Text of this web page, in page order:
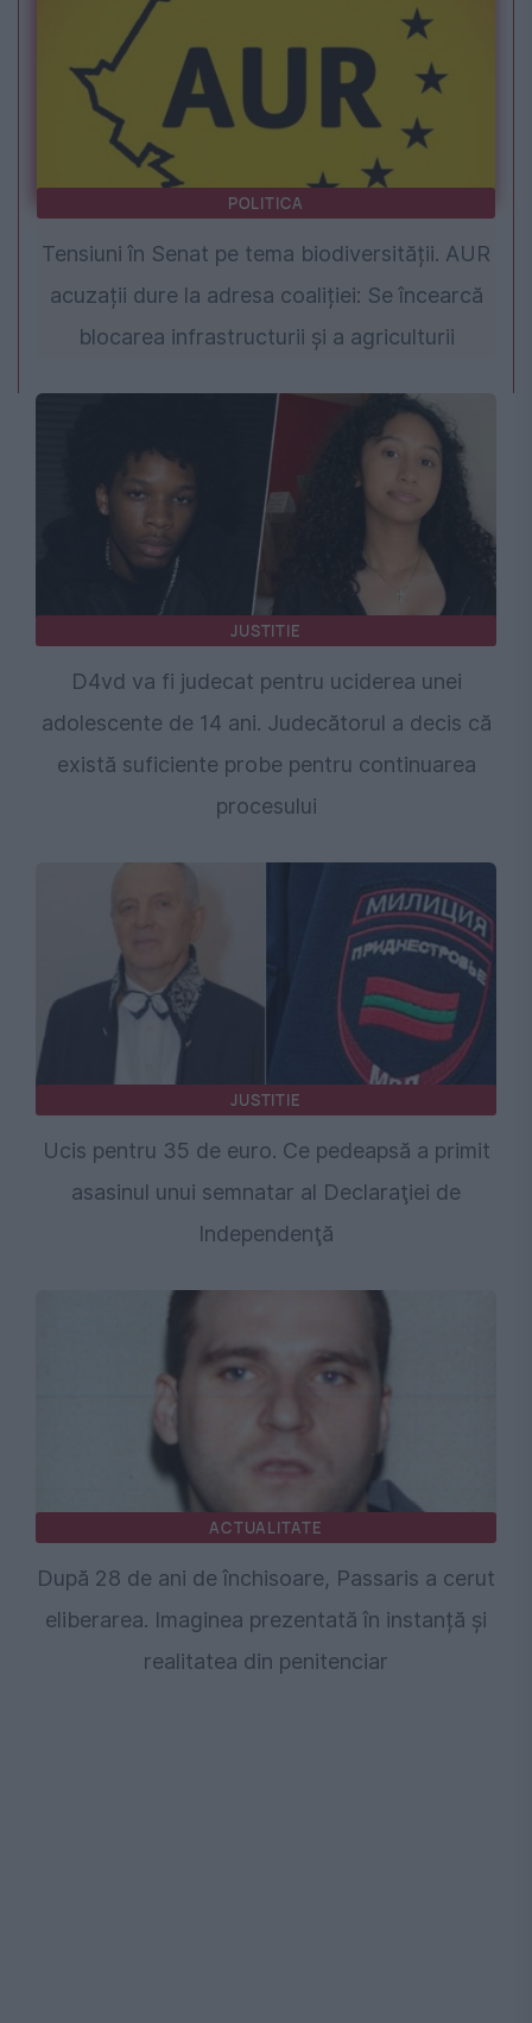
POLITICA
Tensiuni în Senat pe tema biodiversității. AUR
acuzații dure la adresa coaliției: Se încearcă
blocarea infrastructurii și a agriculturii
JUSTITIE
D4vd va fi judecat pentru uciderea unei
adolescente de 14 ani. Judecătorul a decis că
există suficiente probe pentru continuarea
procesului
JUSTITIE
Ucis pentru 35 de euro. Ce pedeapsă a primit
asasinul unui semnatar al Declaraţiei de
Independenţă
ACTUALITATE
După 28 de ani de închisoare, Passaris a cerut
eliberarea. Imaginea prezentată în instanță și
realitatea din penitenciar